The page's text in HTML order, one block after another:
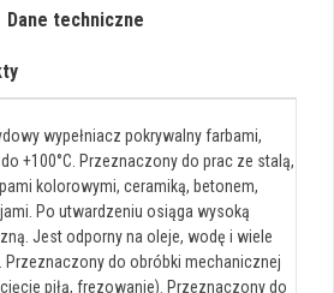
Dane techniczne
wypełniacz pokrywalny farbami,
+100°C. Przeznaczony do prac ze stalą,
kolorowymi, ceramiką, betonem,
Po utwardzeniu osiąga wysoką
Jest odporny na oleje, wodę i wiele
do obróbki mechanicznej
piłą, frezowanie). Przeznaczony do